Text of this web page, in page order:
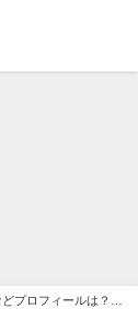
プロフィールは？年